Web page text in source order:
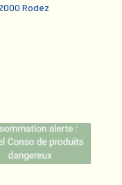
Rodez